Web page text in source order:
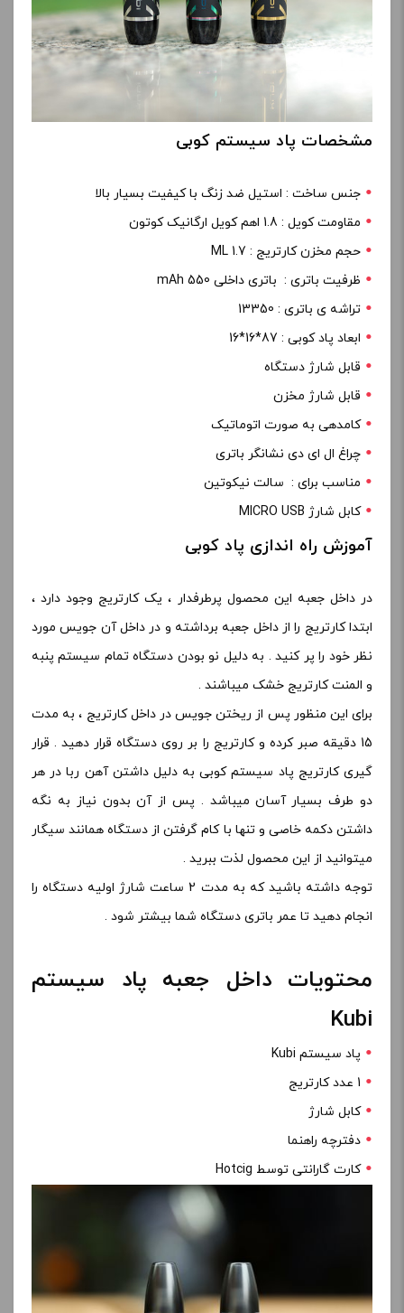
مشخصات پاد سیستم کوبی
جنس ساخت : استیل ضد زنگ با کیفیت بسیار بالا
مقاومت کویل : 1.8 اهم کویل ارگانیک کوتون
حجم مخزن کارتریج : 1.7 ML
ظرفیت باتری : باتری داخلی 550 mAh
تراشه ی باتری : 13350
ابعاد پاد کوبی : 87*16*16
قابل شارژ دستگاه
قابل شارژ مخزن
کامدهی به صورت اتوماتیک
چراغ ال ای دی نشانگر باتری
مناسب برای : سالت نیکوتین
کابل شارژ MICRO USB
آموزش راه اندازی پاد کوبی
در داخل جعبه این محصول پرطرفدار ، یک کارتریج وجود دارد ،
ابتدا کارتریج را از داخل جعبه برداشته و در داخل آن جویس مورد
نظر خود را پر کنید . به دلیل نو بودن دستگاه تمام سیستم پنبه
و المنت کارتریج خشک میباشند .
برای این منظور پس از ریختن جویس در داخل کارتریج ، به مدت
15 دقیقه صبر کرده و کارتریج را بر روی دستگاه قرار دهید . قرار
گیری کارتریج پاد سیستم کوبی به دلیل داشتن آهن ربا در هر
دو طرف بسیار آسان میباشد . پس از آن بدون نیاز به نگه
داشتن دکمه خاصی و تنها با کام گرفتن از دستگاه همانند سیگار
میتوانید از این محصول لذت ببرید .
توجه داشته باشید که به مدت 2 ساعت شارژ اولیه دستگاه را
انجام دهید تا عمر باتری دستگاه شما بیشتر شود .
محتویات داخل جعبه پاد سیستم
Kubi
پاد سیستم Kubi
1 عدد کارتریج
کابل شارژ
دفترچه راهنما
کارت گارانتی توسط Hotcig